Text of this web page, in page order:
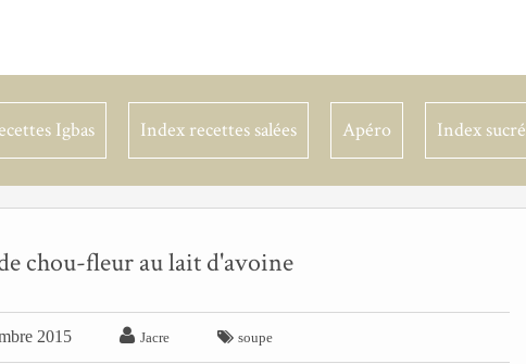
Igbas Index recettes salées Apéro Index sucré
chou-fleur au lait d'avoine
2015  Jacre  soupe